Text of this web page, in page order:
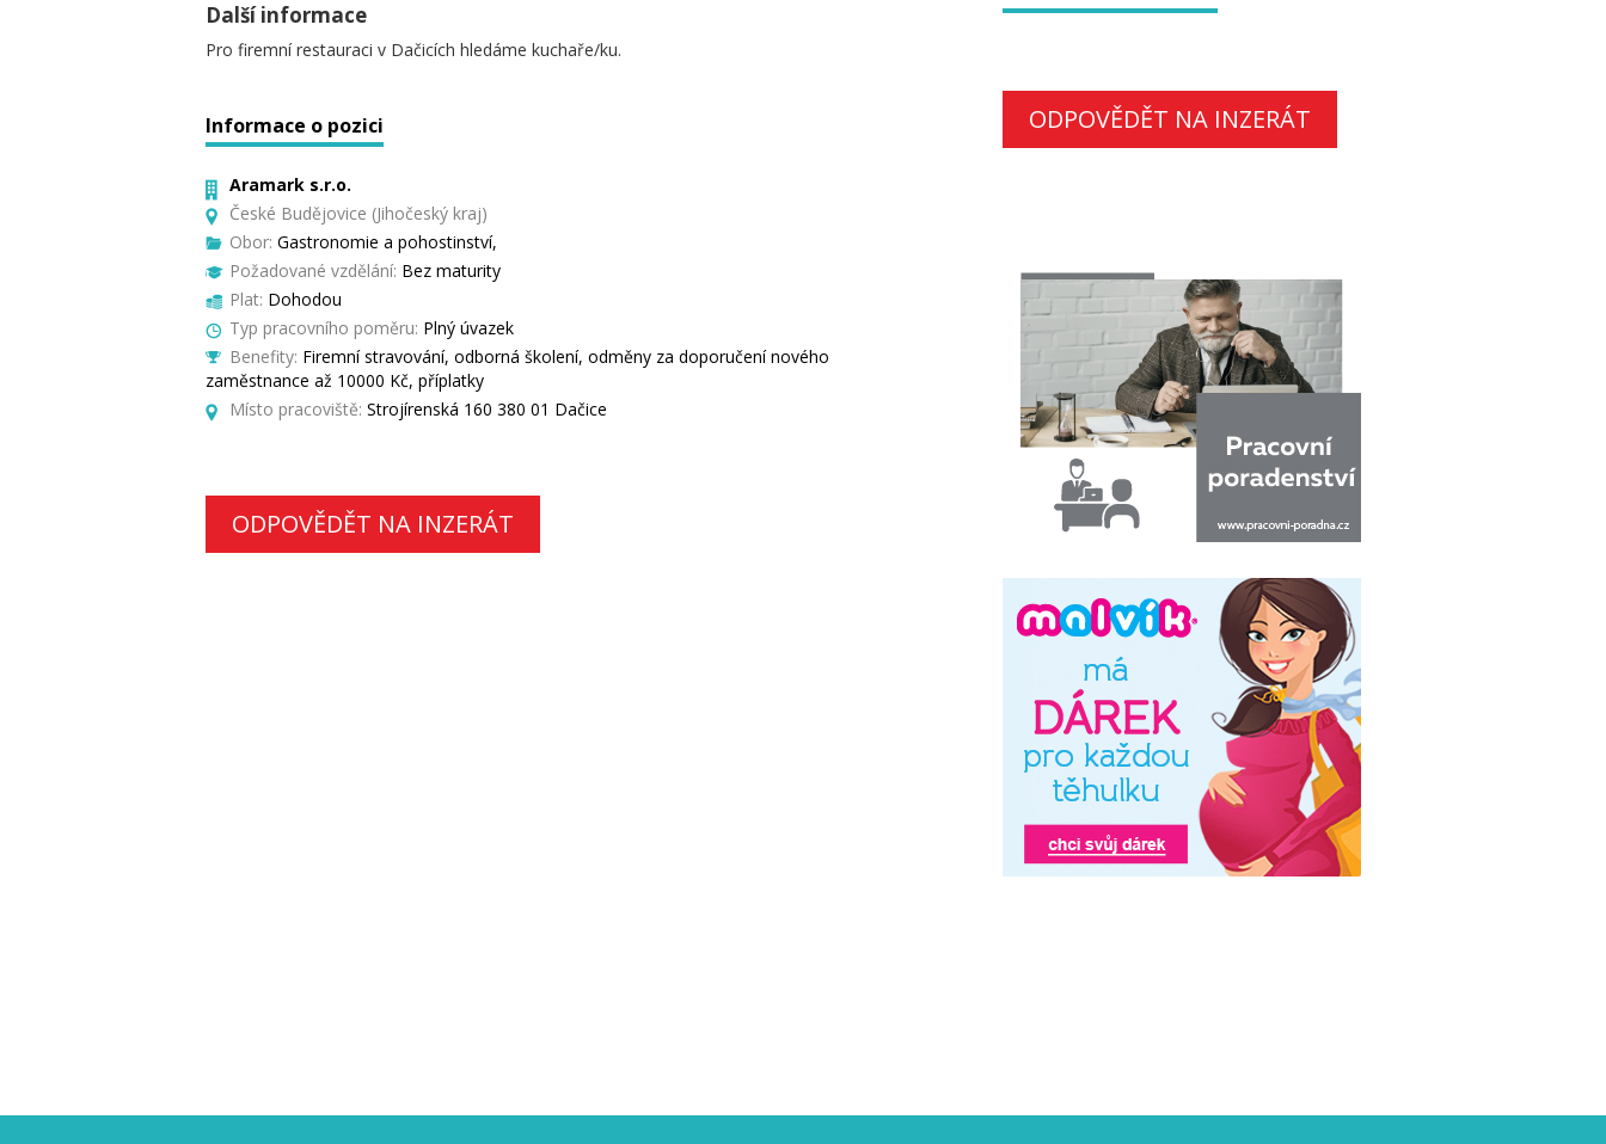
Další informace
Pro firemní restauraci v Dačicích hledáme kuchaře/ku.
Informace o pozici
Aramark s.r.o.
České Budějovice (Jihočeský kraj)
Obor: Gastronomie a pohostinství,
Požadované vzdělání: Bez maturity
Plat: Dohodou
Typ pracovního poměru: Plný úvazek
Benefity: Firemní stravování, odborná školení, odměny za doporučení nového
zaměstnance až 10000 Kč, příplatky
Místo pracoviště: Strojírenská 160 380 01 Dačice
ODPOVĚDĚT NA INZERÁT
ODPOVĚDĚT NA INZERÁT